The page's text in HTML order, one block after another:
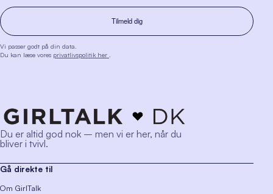
Vi passer godt på din data.
Du kan læse vores privatlivspolitik her
Du er altid god nok – men vi er her, når du
bliver i tvivl.
Gå direkte til
Om GirlTalk